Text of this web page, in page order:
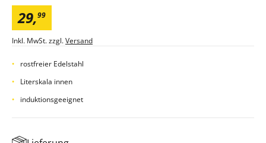
29,99
Inkl. MwSt. zzgl.Versand
rostfreier Edelstahl
Literskala innen
induktionsgeeignet